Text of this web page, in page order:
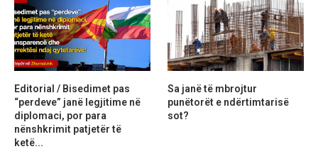
Editorial / Bisedimet pas
“perdeve” janë legjitime në
diplomaci, por para
nënshkrimit patjetër të
ketë...
Sa janë të mbrojtur
punëtorët e ndërtimtarisë
sot?